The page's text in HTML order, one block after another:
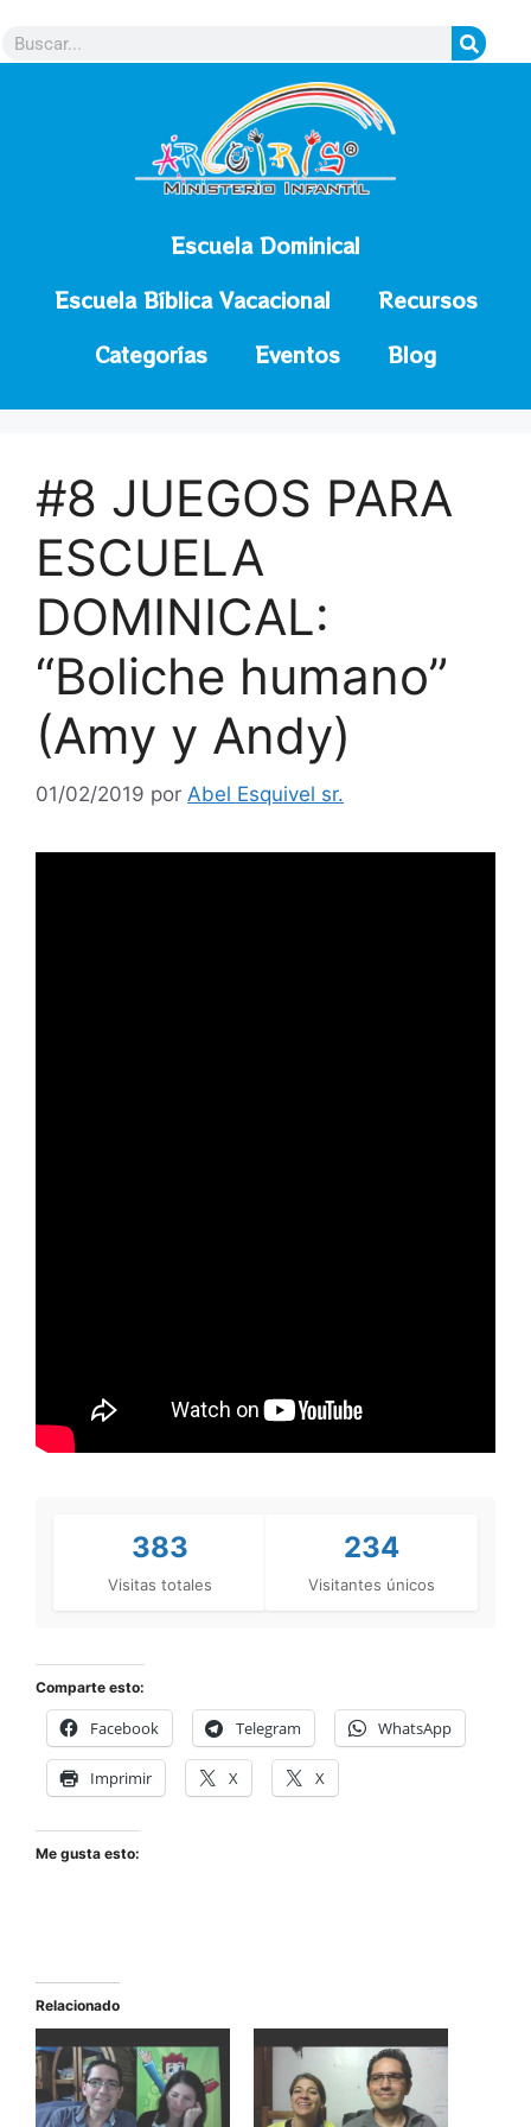
Escuela Dominical
Escuela Bíblica Vacacional
Recursos
Categorías
Eventos Blog
#8 JUEGOS PARA
ESCUELA
DOMINICAL:
“Boliche humano”
(Amy y Andy)
01/02/2019 por Abel Esquivel sr.
383
Visitas totales
234
Visitantes únicos
Comparte esto:
Facebook Telegram WhatsApp
Imprimir X X
Me gusta esto:
Relacionado